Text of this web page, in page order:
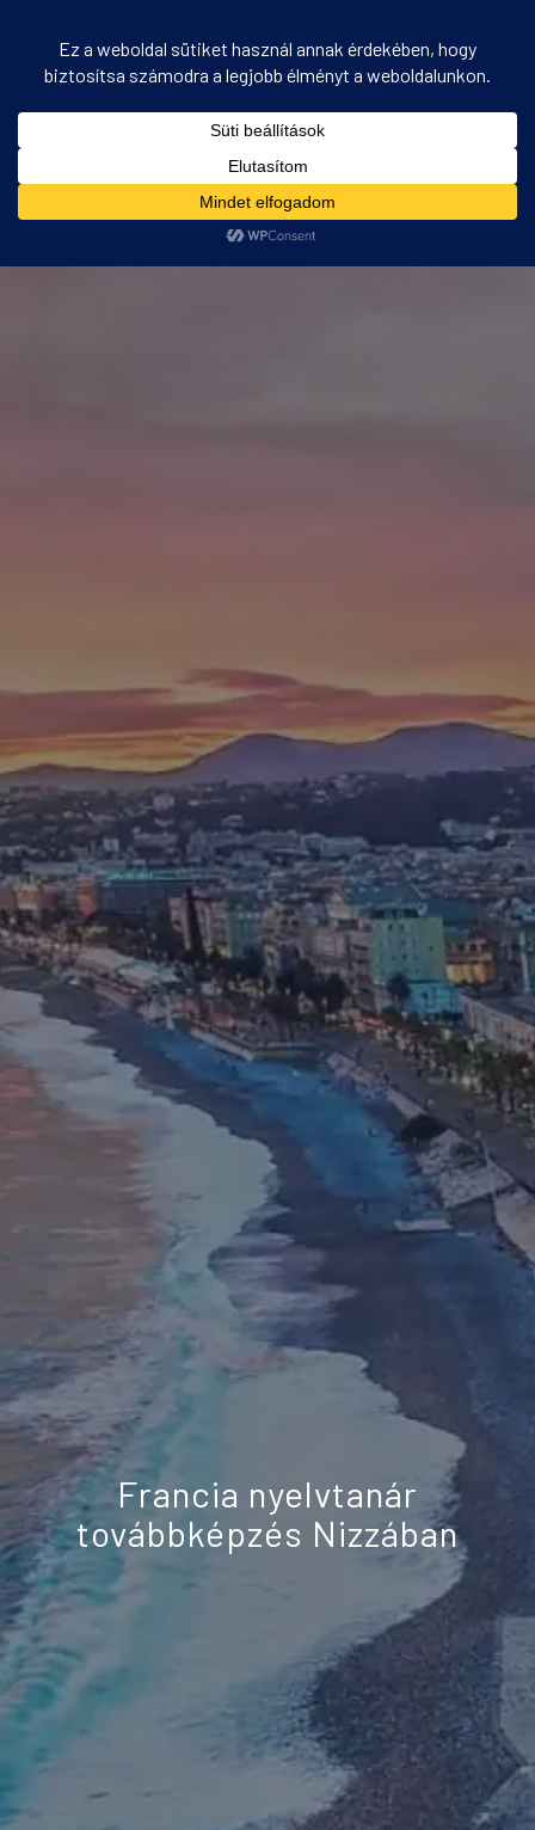
Francia nyelvtanár
továbbképzés Nizzában